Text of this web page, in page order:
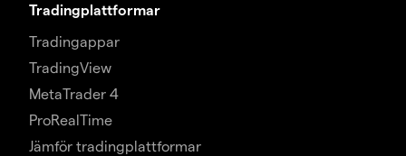
Tradingplattformar
Tradingappar
TradingView
MetaTrader 4
ProRealTime
Jämför tradingplattformar